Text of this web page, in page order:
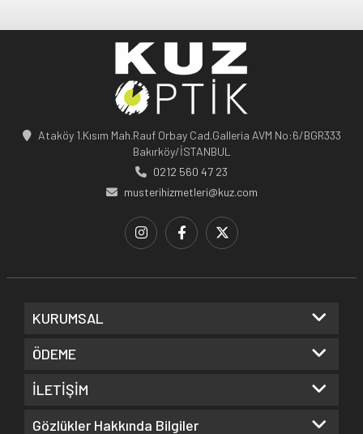
Ataköy 1.Kısım Mah.Rauf Orbay Cad.Galleria AVM No:6/BGR333
Bakırköy/İSTANBUL
0212 560 47 23
musterihizmetleri@kuz.com
KURUMSAL
ÖDEME
İLETİŞİM
Gözlükler Hakkında Bilgiler